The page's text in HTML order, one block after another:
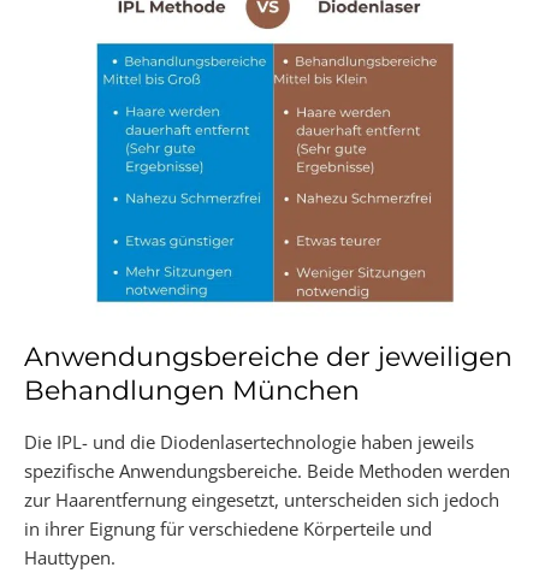
Anwendungsbereiche der jeweiligen
Behandlungen München
Die IPL- und die Diodenlasertechnologie haben jeweils
spezifische Anwendungsbereiche. Beide Methoden werden
zur Haarentfernung eingesetzt, unterscheiden sich jedoch
in ihrer Eignung für verschiedene Körperteile und
Hauttypen.